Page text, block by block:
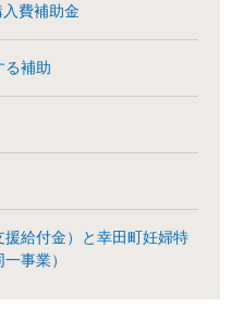
費補助金
る補助
給付金）と幸田町妊婦特
事業）